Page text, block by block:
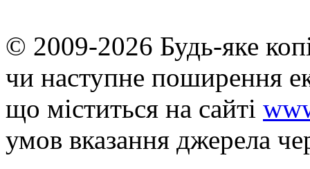
© 2009-2026 Будь-яке
чи наступне поширення
що мiститься на сайті
умов вказання джерела